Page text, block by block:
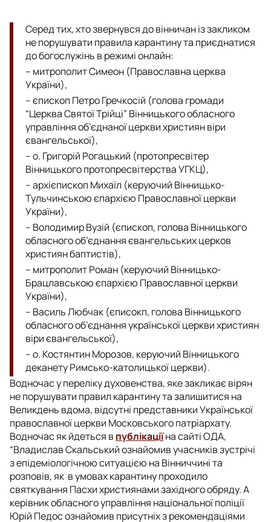
Серед тих, хто звернувся до вінничан із закликом
не порушувати правила карантину та приєднатися
до богослужінь в режимі онлайн:
– митрополит Симеон (Православна церква
України),
– єпископ Петро Гречкосій (голова громади
“Церква Святої Трійці” Вінницького обласного
управління об’єднаної церкви християн віри
євангельської),
– о. Григорій Рогацький (протопресвітер
Вінницького протопресвітерства УГКЦ),
– архієпископ Михаїл (керуючий Вінницько-
Тульчинською єпархією Православної церкви
України),
– Володимир Вузій (єпископ, голова Вінницького
обласного об’єднання євангельських церков
християн баптистів),
– митрополит Роман (керуючий Вінницько-
Брацлавською єпархією Православної церкви
України),
– Василь Любчак (єписокп, голова Вінницького
обласного об’єднання української церкви християн
віри євангельської),
– о. Костянтин Морозов, керуючий Вінницького
деканету Римсько-католицької церкви).
Водночас у переліку духовенства, яке закликає вірян
не порушувати правил карантину та залишитися на
Великдень вдома, відсутні представники Української
православної церкви Московського патріархату.
Водночас як йдеться в публікаціїна сайті ОДА,
“Владислав Скальський ознайомив учасників зустрічі
з епідеміологічною ситуацією на Вінниччині та
розповів, як в умовах карантину проходило
святкування Пасхи християнами західного обряду. А
керівник обласного управління національної поліції
Юрій Педос ознайомив присутніх з рекомендаціями